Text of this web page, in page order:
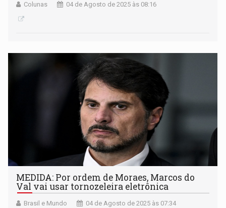
Colunas 04 de Agosto de 2025 às 08:16
MEDIDA: Por ordem de Moraes, Marcos do
Val vai usar tornozeleira eletrônica
Brasil e Mundo 04 de Agosto de 2025 às 07:34